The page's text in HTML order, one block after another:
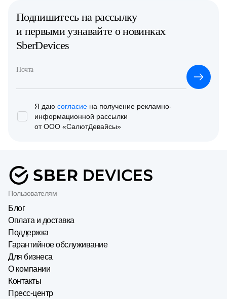
Подпишитесь на рассылку
и первыми узнавайте о новинках
SberDevices
Почта
Я даю согласие на получение рекламно-
информационной рассылки
от ООО «СалютДевайсы»
Пользователям
Блог
Оплата и доставка
Поддержка
Гарантийное обслуживание
Для бизнеса
О компании
Контакты
Пресс-центр